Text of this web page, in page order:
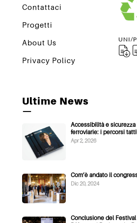
Contattaci
Progetti
About Us
Privacy Policy
UNI/
Ultime News
—
Accessibilità e
ferroviarie: i percorsi
Apr 2, 2026
Com’è andato il
Dic 20, 2024
Conclusione del